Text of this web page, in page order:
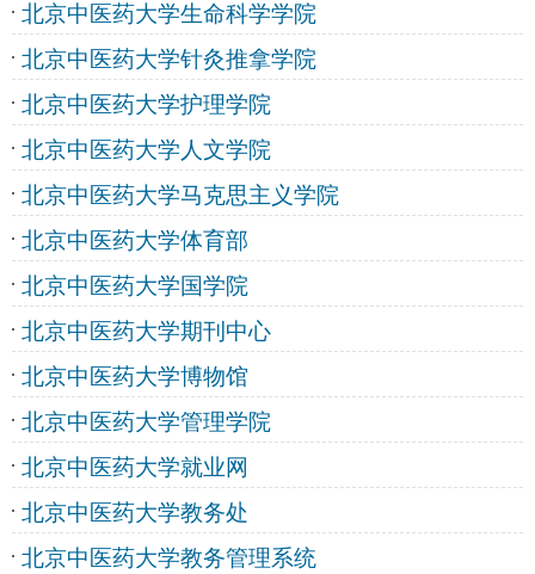
北京中医药大学生命科学学院
北京中医药大学针灸推拿学院
北京中医药大学护理学院
北京中医药大学人文学院
北京中医药大学马克思主义学院
北京中医药大学体育部
北京中医药大学国学院
北京中医药大学期刊中心
北京中医药大学博物馆
北京中医药大学管理学院
北京中医药大学就业网
北京中医药大学教务处
北京中医药大学教务管理系统